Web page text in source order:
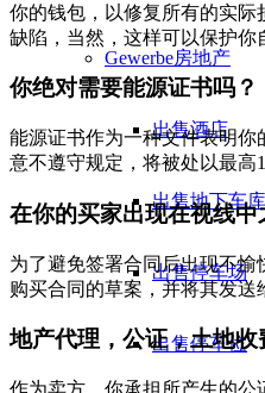
Gewerbe房地产
出售酒店
出售地下车库
出售停车场
出售停车位
你的钱包，以修复所有的实
缺陷，当然，这样可以保护你
你绝对需要能源证书吗？
能源证书作为一种文件表明
意不遵守规定，将被处以最高
在你的买家出现在视线中
为了避免签署合同后出现不
购买合同的草案，并将其发送
地产代理，公证，土地
作为卖方，你承担所产生的公